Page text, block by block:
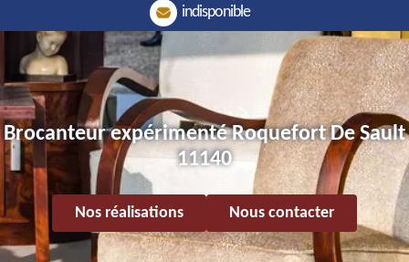
indisponible
Brocanteur expérimenté Roquefort De Sault
11140
Nos réalisations Nous contacter